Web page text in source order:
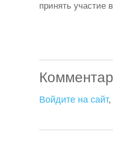
принять участие
Войдите на сайт,